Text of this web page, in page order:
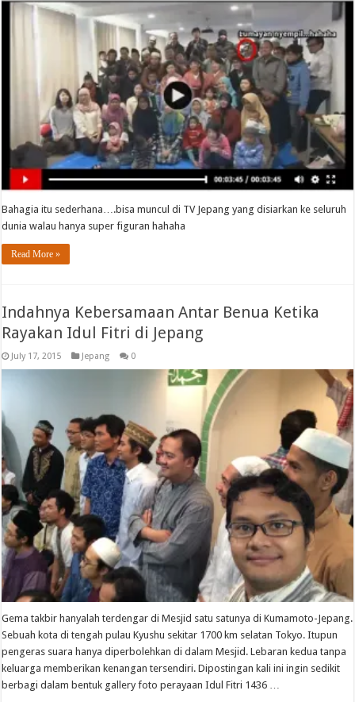
Bahagia itu sederhana….bisa muncul di TV Jepang yang disiarkan ke seluruh
dunia walau hanya super figuran hahaha
Read More »
Indahnya Kebersamaan Antar Benua Ketika
Rayakan Idul Fitri di Jepang
July 17, 2015 Jepang 0
Gema takbir hanyalah terdengar di Mesjid satu satunya di Kumamoto-Jepang.
Sebuah kota di tengah pulau Kyushu sekitar 1700 km selatan Tokyo. Itupun
pengeras suara hanya diperbolehkan di dalam Mesjid. Lebaran kedua tanpa
keluarga memberikan kenangan tersendiri. Dipostingan kali ini ingin sedikit
berbagi dalam bentuk gallery foto perayaan Idul Fitri 1436 …